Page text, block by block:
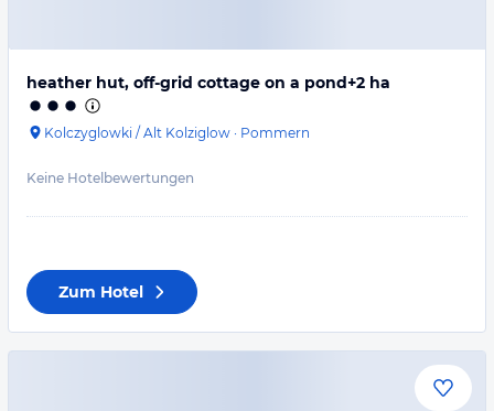
heather hut, off-grid cottage on a pond+2 ha
Kolczyglowki / Alt Kolziglow · Pommern
Keine Hotelbewertungen
Zum Hotel